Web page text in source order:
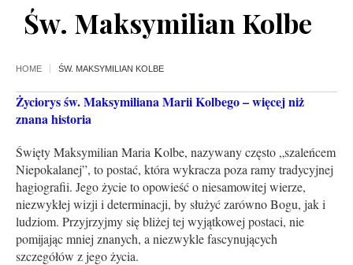
Św. Maksymilian Kolbe
HOME ŚW. MAKSYMILIAN KOLBE
Życiorys św. Maksymiliana Marii Kolbego – więcej niż
znana historia
Święty Maksymilian Maria Kolbe, nazywany często „szaleńcem
Niepokalanej”, to postać, która wykracza poza ramy tradycyjnej
hagiografii. Jego życie to opowieść o niesamowitej wierze,
niezwykłej wizji i determinacji, by służyć zarówno Bogu, jak i
ludziom. Przyjrzyjmy się bliżej tej wyjątkowej postaci, nie
pomijając mniej znanych, a niezwykle fascynujących
szczegółów z jego życia.